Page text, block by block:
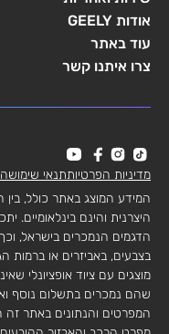
אודות GEELY
עוד באתר
צרו איתנו קשר
מדיניות הפרטיותתנאי שימוש
המידע המוצג באתר כולל,
היצרנית והינם בינלאומיים.
הדגמים הנמכרים בישראל,
בצבעים, באביזרים או ברמות
מוצגים עם ציוד אופציונלי
שהם נמכרים בתשלום נוסף
המפרטים והנתונים באתר זה